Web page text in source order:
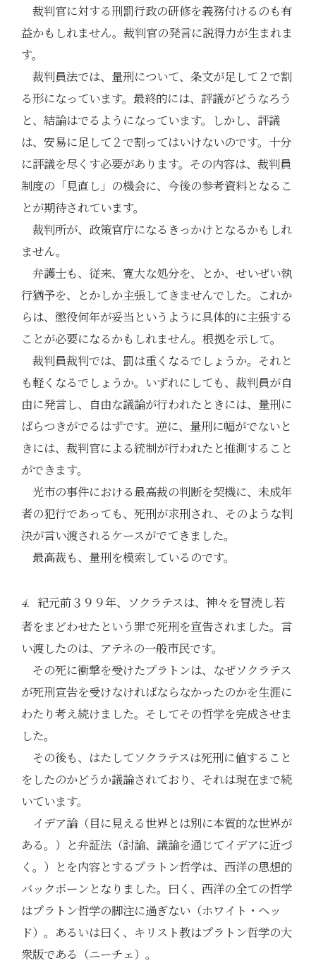
裁判官に対する刑罰行政の研修を義務付けるのも有
益かもしれません。裁判官の発言に説得力が生まれま
す。
裁判員法では、量刑について、条文が足して２で割
る形になっています。最終的には、評議がどうなろう
と、結論はでるようになっています。しかし、評議
は、安易に足して２で割ってはいけないのです。十分
に評議を尽くす必要があります。その内容は、裁判員
制度の「見直し」の機会に、今後の参考資料となるこ
とが期待されています。
裁判所が、政策官庁になるきっかけとなるかもしれ
ません。
弁護士も、従来、寛大な処分を、とか、せいぜい執
行猶予を、とかしか主張してきませんでした。これか
らは、懲役何年が妥当というように具体的に主張する
ことが必要になるかもしれません。根拠を示して。
裁判員裁判では、罰は重くなるでしょうか。それと
も軽くなるでしょうか。いずれにしても、裁判員が自
由に発言し、自由な議論が行われたときには、量刑に
ばらつきがでるはずです。逆に、量刑に幅がでないと
きには、裁判官による統制が行われたと推測すること
ができます。
光市の事件における最高裁の判断を契機に、未成年
者の犯行であっても、死刑が求刑され、そのような判
決が言い渡されるケースがでてきました。
最高裁も、量刑を模索しているのです。
4. 紀元前３９９年、ソクラテスは、神々を冒涜し若
者をまどわせたという罪で死刑を宣告されました。言
い渡したのは、アテネの一般市民です。
その死に衝撃を受けたプラトンは、なぜソクラテス
が死刑宣告を受けなければならなかったのかを生涯に
わたり考え続けました。そしてその哲学を完成させま
した。
その後も、はたしてソクラテスは死刑に値すること
をしたのかどうか議論されており、それは現在まで続
いています。
イデア論（目に見える世界とは別に本質的な世界が
ある。）と弁証法（討論、議論を通じてイデアに近づ
く。）とを内容とするプラトン哲学は、西洋の思想的
バックボーンとなりました。曰く、西洋の全ての哲学
はプラトン哲学の脚注に過ぎない（ホワイト・ヘッ
ド）。あるいは曰く、キリスト教はプラトン哲学の大
衆版である（ニーチェ）。